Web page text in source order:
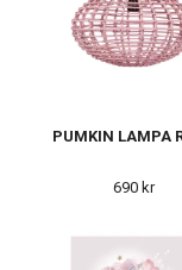
PUMKIN LAMPA
690 kr